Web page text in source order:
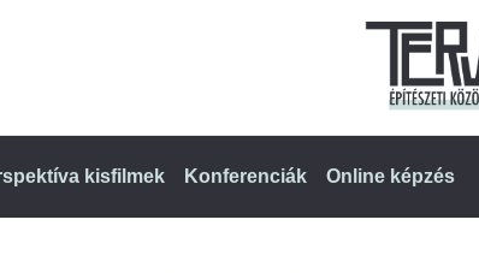
kisfilmek Konferenciák Online képzés